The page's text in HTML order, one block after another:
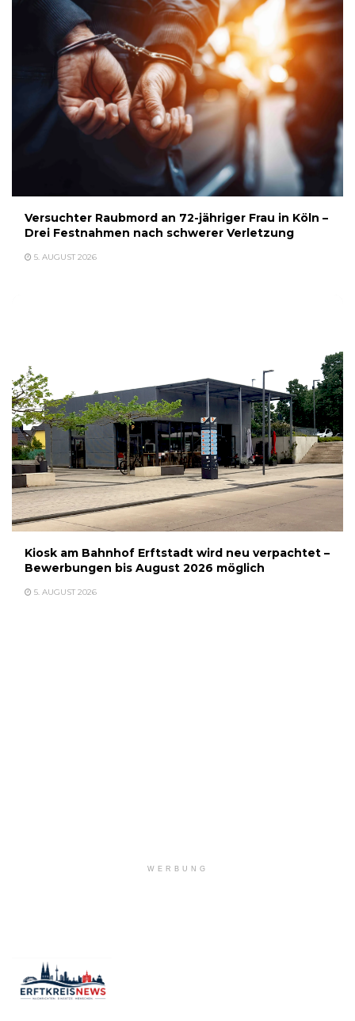
Versuchter Raubmord an 72-jähriger Frau in Köln –
Drei Festnahmen nach schwerer Verletzung
5. AUGUST 2026
Kiosk am Bahnhof Erftstadt wird neu verpachtet –
Bewerbungen bis August 2026 möglich
5. AUGUST 2026
WERBUNG